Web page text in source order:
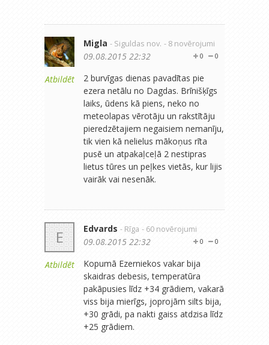
Atbildēt
Migla - Siguldas nov. - 8 novērojumi
0
0
09.08.2015 22:32
2 burvīgas dienas pavadītas pie
ezera netālu no Dagdas. Brīnišķīgs
laiks, ūdens kā piens, neko no
meteolapas vērotāju un rakstītāju
pieredzētajiem negaisiem nemanīju,
tik vien kā nelielus mākoņus rīta
pusē un atpakaļceļā 2 nestipras
lietus tūres un peļkes vietās, kur lijis
vairāk vai nesenāk.
E
Atbildēt
Edvards - Rīga - 60 novērojumi
0
0
09.08.2015 22:32
Kopumā Ezerniekos vakar bija
skaidras debesis, temperatūra
pakāpusies līdz +34 grādiem, vakarā
viss bija mierīgs, joprojām silts bija,
+30 grādi, pa nakti gaiss atdzisa līdz
+25 grādiem.